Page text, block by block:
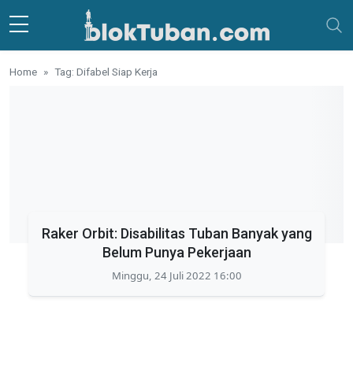
Skip to main content
Home Tag: Difabel Siap Kerja
Raker Orbit: Disabilitas Tuban Banyak yang
Belum Punya Pekerjaan
Minggu, 24 Juli 2022 16:00